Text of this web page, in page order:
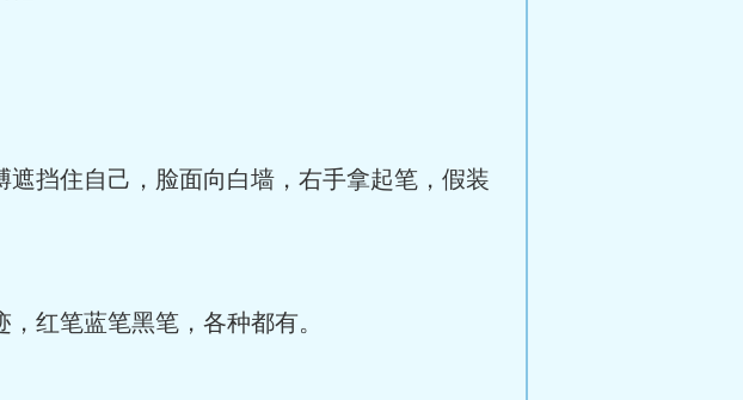
挡住自己，脸面向白墙，右手拿起笔，假装
红笔蓝笔黑笔，各种都有。